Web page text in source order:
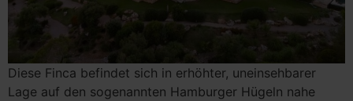
Diese Finca befindet sich in erhöhter, uneinsehbarer
Lage auf den sogenannten Hamburger Hügeln nahe